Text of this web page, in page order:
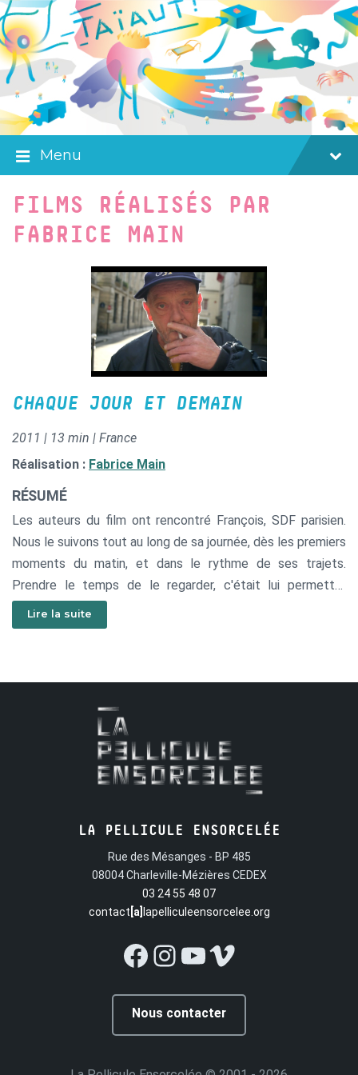
Skip
to
content
Skip
to
main
navigation
Skip
to
footer
Menu
FILMS RÉALISÉS PAR
FABRICE MAIN
CHAQUE JOUR ET DEMAIN
2011 | 13 min | France
Réalisation : Fabrice Main
RÉSUMÉ
Les auteurs du film ont rencontré François, SDF parisien.
Nous le suivons tout au long de sa journée, dès les premiers
moments du matin, et dans le rythme de ses trajets.
Prendre le temps de le regarder, c'était lui permettre
d'exister un peu plus dans ce monde qui tourne trop vite
autour des exclus, sans plus les voir ni les écouter.
Lire la suite
LA PELLICULE ENSORCELÉE
Rue des Mésanges - BP 485
08004 Charleville-Mézières CEDEX
03 24 55 48 07
contact [a] lapelliculeensorcelee.org
Facebook
Instagram
YouTube
Vimeo
Nous contacter